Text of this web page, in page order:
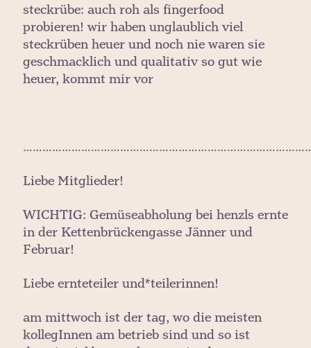
steckrübe: auch roh als fingerfood
probieren! wir haben unglaublich viel
steckrüben heuer und noch nie waren sie
geschmacklich und qualitativ so gut wie
heuer, kommt mir vor
Liebe Mitglieder!
WICHTIG: Gemüseabholung bei henzls ernte
in der Kettenbrückengasse Jänner und
Februar!
Liebe ernteteiler und*teilerinnen!
am mittwoch ist der tag, wo die meisten
kollegInnen am betrieb sind und so ist